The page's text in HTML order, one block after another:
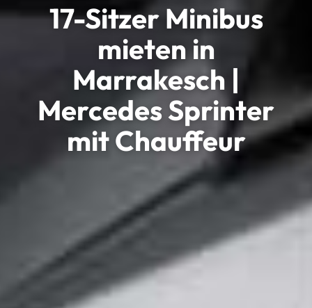
17-Sitzer Minibus
mieten in
Marrakesch |
Mercedes Sprinter
mit Chauffeur